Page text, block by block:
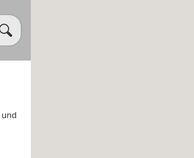
und